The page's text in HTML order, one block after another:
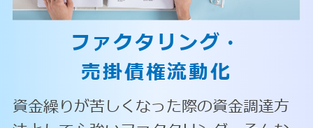
ファクタリング・
売掛債権流動化
資金繰りが苦しくなった際の資金調達方